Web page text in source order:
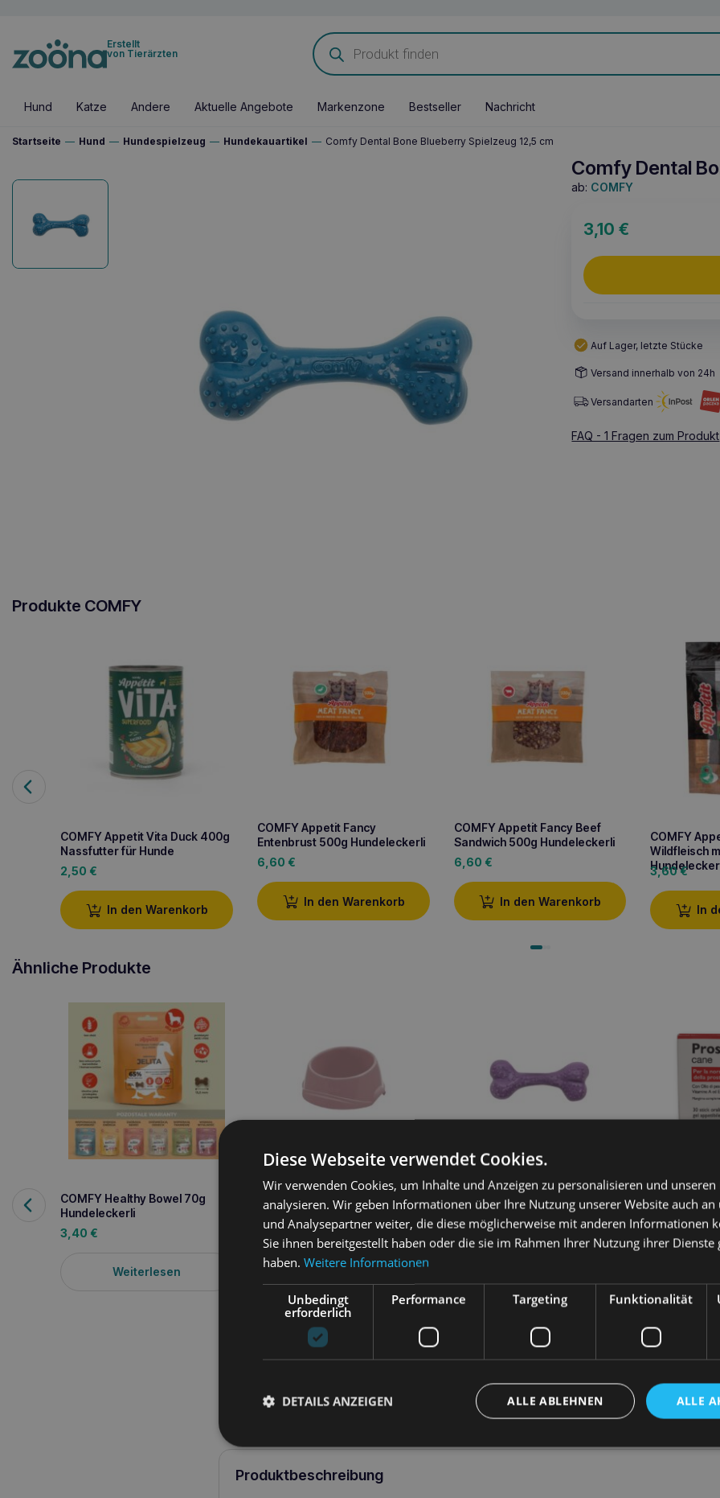
Erstellt
von Tierärzten
Products
search
Hund Katze Andere Aktuelle Angebote Markenzone Bestseller Nachricht
Startseite — Hund — Hundespielzeug — Hundekauartikel — Comfy Dental Bone Blueberry Spielzeug 12,5 cm
Comfy Dental
ab: COMFY
3,10€
Auf Lager, letzte Stücke
Versand innerhalb von 24h
Versandarten
FAQ - 1 Fragen zum Produkt
Produkte COMFY
COMFY Appetit Vita Duck 400g
Nassfutter für Hunde
2,50 €
In den Warenkorb
COMFY Appetit Fancy
Entenbrust 500g Hundeleckerli
6,60 €
In den Warenkorb
COMFY Appetit Fancy Beef
Sandwich 500g Hundeleckerli
6,60 €
In den Warenkorb
COMFY
Wildfleisch
3,60€
In
Ähnliche Produkte
COMFY Healthy Bowel 70g
Hundeleckerli
3,40 €
Weiterlesen
Comfy Space Schale 700 ml
rosa
3,20 €
In den Warenkorb
Comfy Dental Bone Lavendel
Spielzeug 12,5 cm
3,10€
Prostapet
64,40€
Produktbeschreibung
Diese Webseite verwendet Cookies.
Wir verwenden Cookies, um Inhalte und Anzeigen zu personalisieren und
analysieren. Wir geben Informationen über Ihre Nutzung unserer Website auch an
und Analysepartner weiter, die diese möglicherweise mit anderen Informationen
Sie ihnen bereitgestellt haben oder die sie im Rahmen Ihrer Nutzung ihrer Dienste
haben. Weitere Informationen
Unbedingt
erforderlich
Performance Targeting Funktionalität
ALLE
ALLE ABLEHNEN
DETAILS ANZEIGEN